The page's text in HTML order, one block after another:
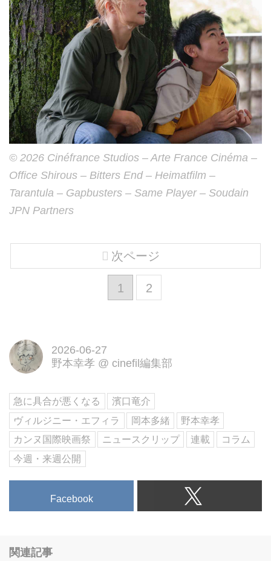
© 2026 Cinéfrance Studios – Arte France Cinéma –
Office Shirous – Bitters End – Heimatfilm –
Tarantula – Gapbusters – Same Player – Soudain
JPN Partners
1 2
次ページ
2026-06-27
野本幸孝 @ cinefil編集部
急に具合が悪くなる
濱口竜介
ヴィルジニー・エフィラ
岡本多緒
野本幸孝
カンヌ国際映画祭
ニュースクリップ 連載
コラム
今週・来週公開
Facebook
関連記事